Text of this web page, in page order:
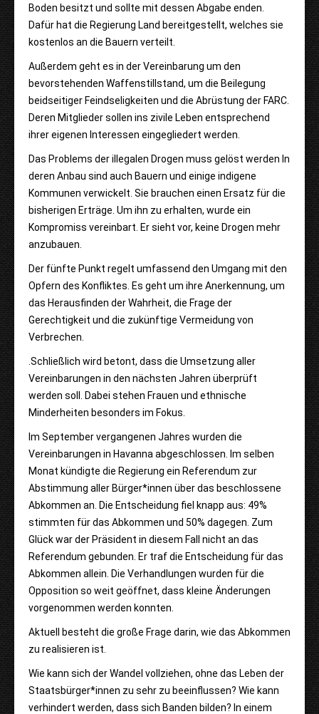
Boden besitzt und sollte mit dessen Abgabe enden.
Dafür hat die Regierung Land bereitgestellt, welches sie
kostenlos an die Bauern verteilt.
Außerdem geht es in der Vereinbarung um den
bevorstehenden Waffenstillstand, um die Beilegung
beidseitiger Feindseligkeiten und die Abrüstung der FARC.
Deren Mitglieder sollen ins zivile Leben entsprechend
ihrer eigenen Interessen eingegliedert werden.
Das Problems der illegalen Drogen muss gelöst werden In
deren Anbau sind auch Bauern und einige indigene
Kommunen verwickelt. Sie brauchen einen Ersatz für die
bisherigen Erträge. Um ihn zu erhalten, wurde ein
Kompromiss vereinbart. Er sieht vor, keine Drogen mehr
anzubauen.
Der fünfte Punkt regelt umfassend den Umgang mit den
Opfern des Konfliktes. Es geht um ihre Anerkennung, um
das Herausfinden der Wahrheit, die Frage der
Gerechtigkeit und die zukünftige Vermeidung von
Verbrechen.
Schließlich wird betont, dass die Umsetzung aller
Vereinbarungen in den nächsten Jahren überprüft
werden soll. Dabei stehen Frauen und ethnische
Minderheiten besonders im Fokus.
Im September vergangenen Jahres wurden die
Vereinbarungen in Havanna abgeschlossen. Im selben
Monat kündigte die Regierung ein Referendum zur
Abstimmung aller Bürger*innen über das beschlossene
Abkommen an. Die Entscheidung fiel knapp aus: 49%
stimmten für das Abkommen und 50% dagegen. Zum
Glück war der Präsident in diesem Fall nicht an das
Referendum gebunden. Er traf die Entscheidung für das
Abkommen allein. Die Verhandlungen wurden für die
Opposition so weit geöffnet, dass kleine Änderungen
vorgenommen werden konnten.
Aktuell besteht die große Frage darin, wie das Abkommen
zu realisieren ist.
Wie kann sich der Wandel vollziehen, ohne das Leben der
Staatsbürger*innen zu sehr zu beeinflussen? Wie kann
verhindert werden, dass sich Banden bilden? In einem